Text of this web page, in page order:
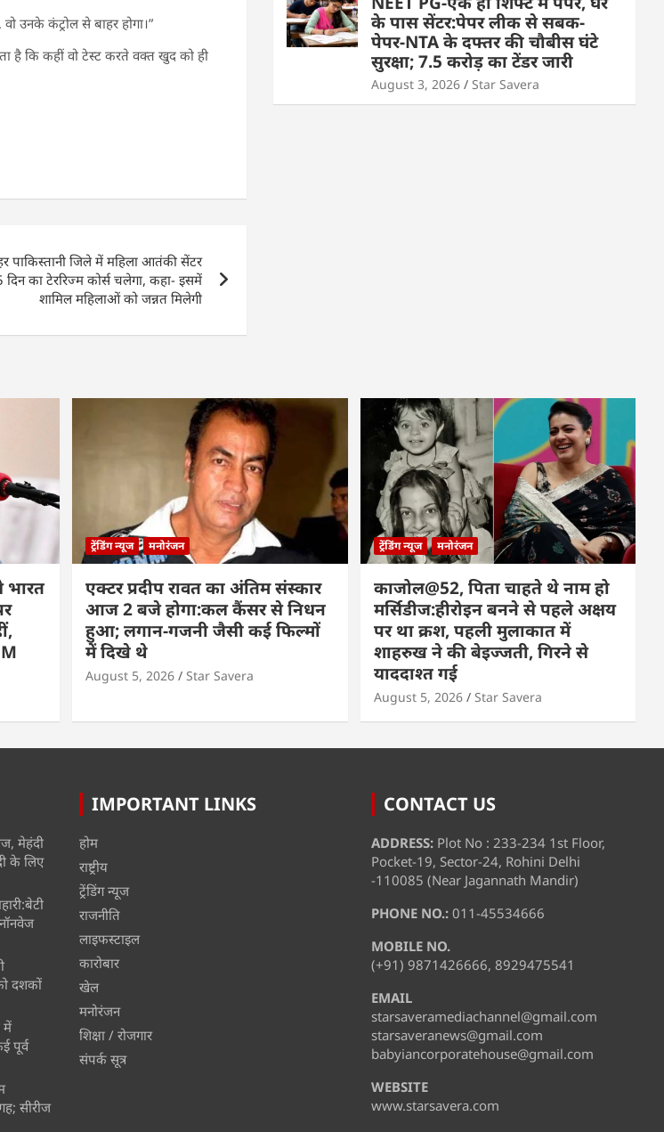
उनके कंट्रोल से बाहर होगा।”
है कि कहीं वो टेस्ट करते वक्त खुद को ही
पाकिस्तानी जिले में महिला आतंकी सेंटर
दिन का टेररिज्म कोर्स चलेगा, कहा- इसमें
शामिल महिलाओं को जन्नत मिलेगी
के पास सेंटर:पेपर लीक से सबक-
पेपर-NTA के दफ्तर की चौबीस घंटे
सुरक्षा; 7.5 करोड़ का टेंडर जारी
August 3, 2026 Star Savera
ट्रेंडिंग न्यूज मनोरंजन
एक्टर प्रदीप रावत का अंतिम संस्कार
आज 2 बजे होगा:कल कैंसर से निधन
हुआ; लगान-गजनी जैसी कई फिल्मों
में दिखे थे
August 5, 2026 Star Savera
ट्रेंडिंग न्यूज मनोरंजन
काजोल@52, पिता चाहते थे नाम हो
मर्सिडीज:हीरोइन बनने से पहले अक्षय
पर था क्रश, पहली मुलाकात में
शाहरुख ने की बेइज्जती, गिरने से
याददाश्त गई
August 5, 2026 Star Savera
मेहंदी
के लिए
दशकों
में
पूर्व
सीरीज
IMPORTANT LINKS
होम
राष्ट्रीय
ट्रेंडिंग न्यूज
राजनीति
लाइफस्टाइल
कारोबार
खेल
मनोरंजन
शिक्षा / रोजगार
संपर्क सूत्र
CONTACT US
ADDRESS: Plot No : 233-234 1st Floor,
Pocket-19, Sector-24, Rohini Delhi
-110085 (Near Jagannath Mandir)
PHONE NO.: 011-45534666
MOBILE NO.
(+91) 9871426666, 8929475541
EMAIL
starsaveramediachannel@gmail.com
starsaveranews@gmail.com
babyiancorporatehouse@gmail.com
WEBSITE
www.starsavera.com